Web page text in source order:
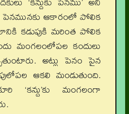
పెనమునకు ఆకారంలో పోలిక
కడుపుకి మరింత పోలిక
మంగలంలోపల కందులు
అట్లు పెనం పైన
ఆకలి మండుతుంది.
‘కన్దు’కు మంగలంగా